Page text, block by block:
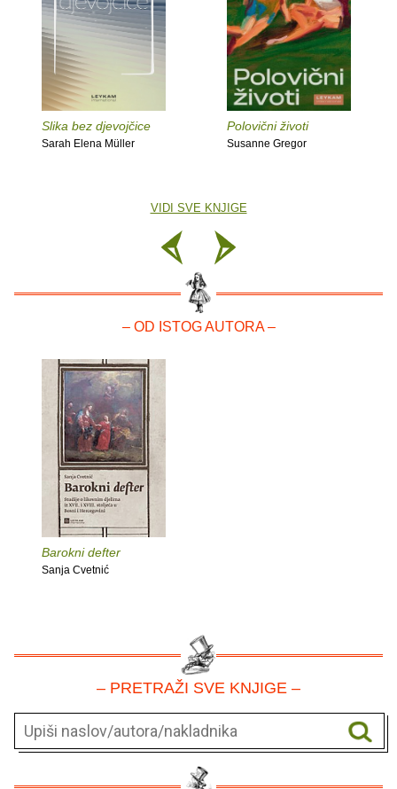
Slika bez djevojčice
Sarah Elena Müller
Polovični životi
Susanne Gregor
VIDI SVE KNJIGE
– OD ISTOG AUTORA –
Barokni defter
Sanja Cvetnić
– PRETRAŽI SVE KNJIGE –